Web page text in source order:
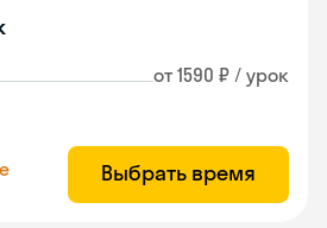
от 1590 ₽ / урок
Выбрать время